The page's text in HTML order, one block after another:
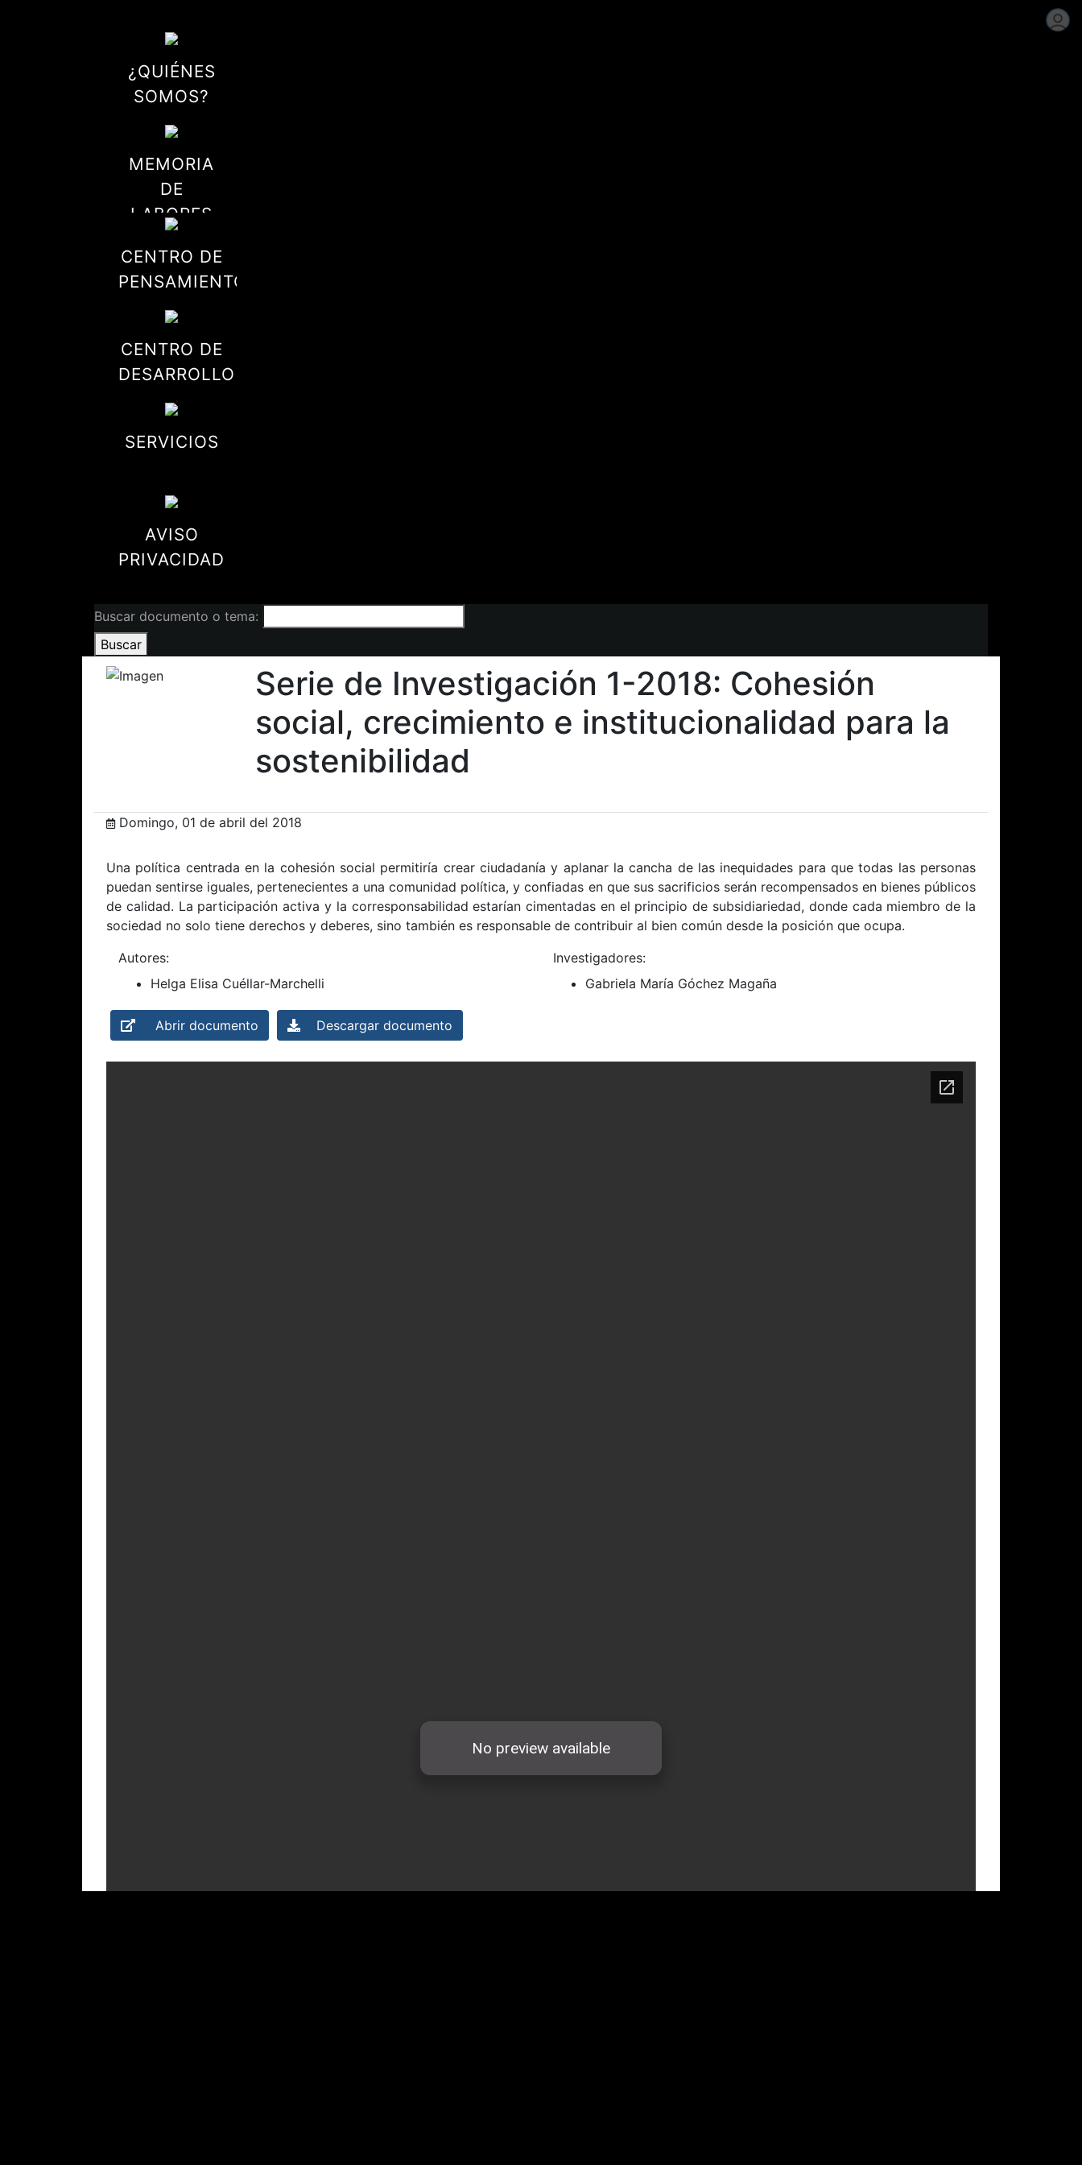
¿QUIÉNES
SOMOS?
MEMORIA
DE
LABORES
CENTRO DE
PENSAMIENTO
CENTRO DE
DESARROLLO
SERVICIOS
AVISO
PRIVACIDAD
Buscar documento o tema:
Buscar
Serie de Investigación 1-2018: Cohesión
social, crecimiento e institucionalidad para la
sostenibilidad
Domingo, 01 de abril del 2018
Una política centrada en la cohesión social permitiría crear ciudadanía y aplanar la cancha de las inequidades para que todas las personas
puedan sentirse iguales, pertenecientes a una comunidad política, y confiadas en que sus sacrificios serán recompensados en bienes públicos
de calidad. La participación activa y la corresponsabilidad estarían cimentadas en el principio de subsidiariedad, donde cada miembro de la
sociedad no solo tiene derechos y deberes, sino también es responsable de contribuir al bien común desde la posición que ocupa.
Autores:
Helga Elisa Cuéllar-Marchelli
Investigadores:
Gabriela María Góchez Magaña
Abrir documento Descargar documento